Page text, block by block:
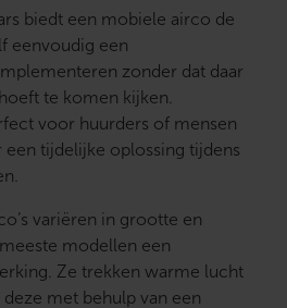
biedt een mobiele airco de
eenvoudig een
zonder dat daar
te komen kijken.
voor huurders of mensen
een tijdelijke oplossing tijdens
variëren in grootte en
modellen een
Ze trekken warme lucht
met behulp van een